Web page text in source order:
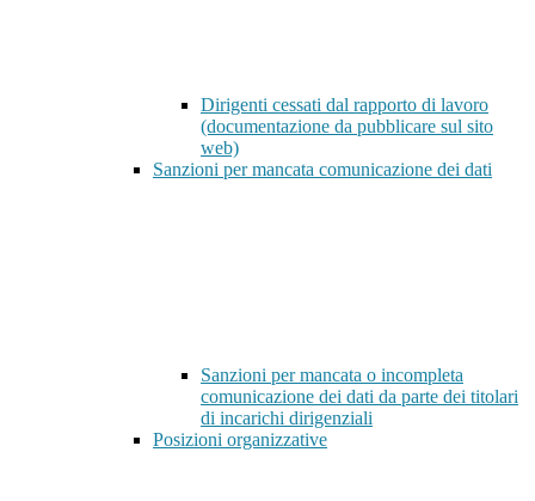
Dirigenti cessati dal rapporto di lavoro
(documentazione da pubblicare sul sito
web)
Sanzioni per mancata comunicazione dei dati
Sanzioni per mancata o incompleta
comunicazione dei dati da parte dei titolari
di incarichi dirigenziali
Posizioni organizzative